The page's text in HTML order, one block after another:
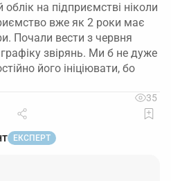
на підприємстві ніколи
вже як 2 роки має
Почали вести з червня
звірянь. Ми б не дуже
його ініціювати, бо
35
ЕКСПЕРТ